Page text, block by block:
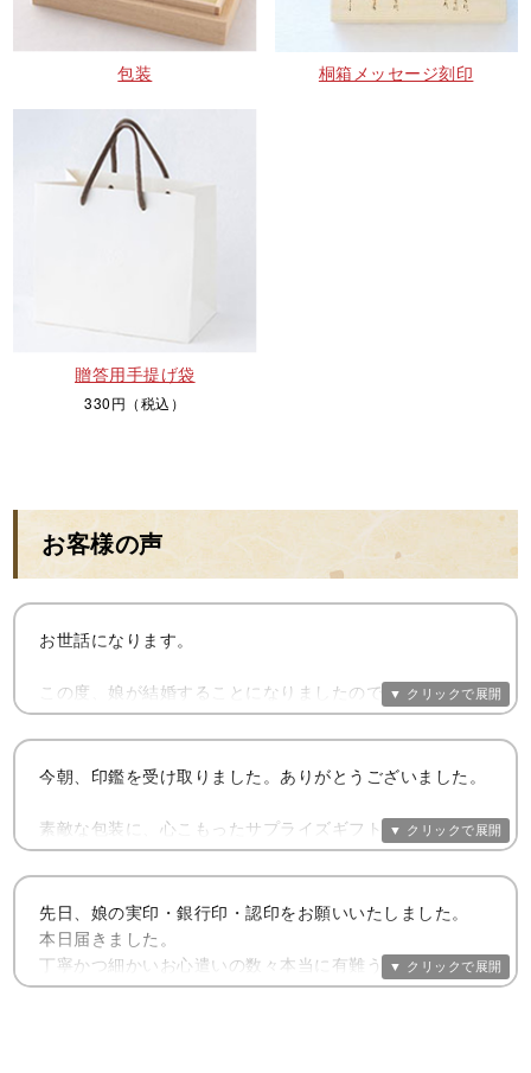
包装 桐箱メッセージ刻印
贈答用手提げ袋
330円（税込）
お客様の声
お世話になります。
この度、娘が結婚することになりましたので、印鑑を作る
ことにしました。
以前うちも、お願いして作ってもらったことがあります。
が、印鑑を使い始めてからお金に困らなくなりました。
私には兄がいますが、10代から病気になり一度も働くこと
もできず、入退院の繰り返しでした。15年前に両親が亡く
なり施設でお世話になることとなりました。
私達夫婦も良くなったので、兄の為にも印鑑を作りたいと
今朝、印鑑を受け取りました。ありがとうございました。
素敵な包装に、心こもったサプライズギフトを受け取った
ような
暖かい気持ちになりました。
美しい印鑑を拝見し、その重みを手にして
今更ながら新しい姓になった実感がわいてきました。
同時に、きっと主人と幸せな家庭を作っていけると
先日、娘の実印・銀行印・認印をお願いいたしました。
本日届きました。
丁寧かつ細かいお心遣いの数々本当に有難うございまし
た。